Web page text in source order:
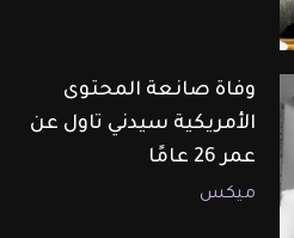
وفاة صانعة المحتوى
الأمريكية سيدني تاول عن
عمر 26 عامًا
ميكس